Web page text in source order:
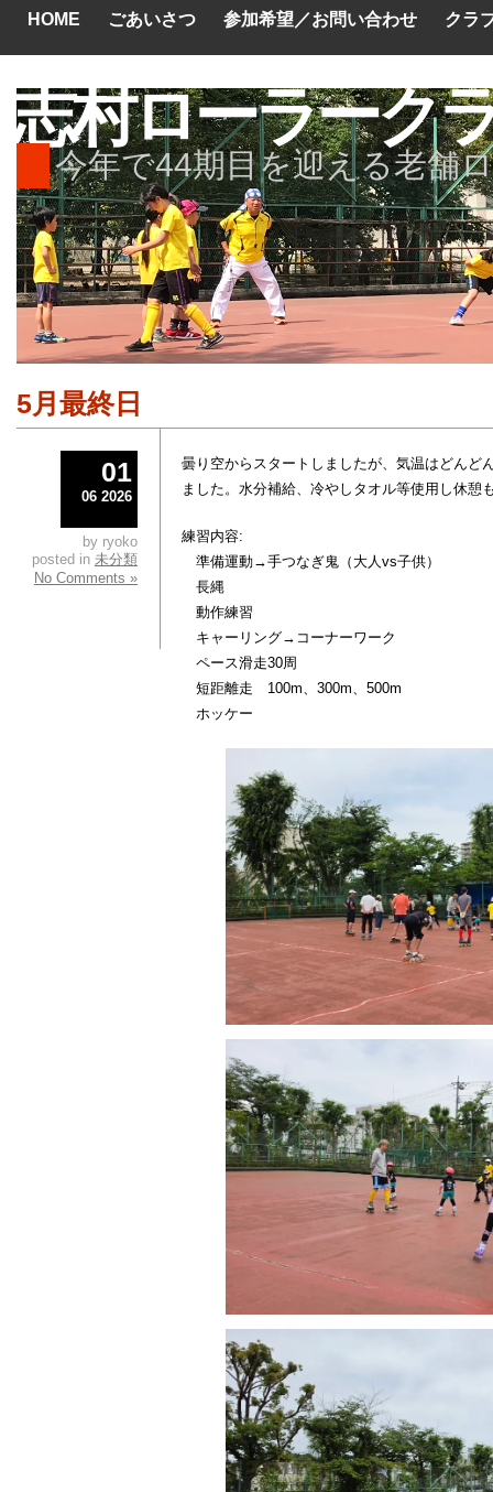
HOME ごあいさつ 参加希望／お問い合わせ クラ
志村ローラーク
今年で44期目を迎える老舗
5月最終日
曇り空からスタートしましたが、気温はどんど
ました。水分補給、冷やしタオル等使用し休憩
練習内容:
準備運動→手つなぎ鬼（大人vs子供）
長縄
動作練習
キャーリング→コーナーワーク
ペース滑走30周
短距離走 100m、300m、500m
ホッケー
01
06 2026
by ryoko
posted in 未分類
No Comments »